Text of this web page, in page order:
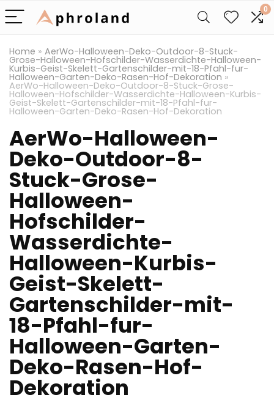
0
Home » AerWo-Halloween-Deko-Outdoor-8-Stuck-
Grose-Halloween-Hofschilder-Wasserdichte-Halloween-
Kurbis-Geist-Skelett-Gartenschilder-mit-18-Pfahl-fur-
Halloween-Garten-Deko-Rasen-Hof-Dekoration »
AerWo-Halloween-Deko-Outdoor-8-Stuck-Grose-
Halloween-Hofschilder-Wasserdichte-Halloween-Kurbis-
Geist-Skelett-Gartenschilder-mit-18-Pfahl-fur-
Halloween-Garten-Deko-Rasen-Hof-Dekoration
AerWo-Halloween-
Deko-Outdoor-8-
Stuck-Grose-
Halloween-
Hofschilder-
Wasserdichte-
Halloween-Kurbis-
Geist-Skelett-
Gartenschilder-mit-
18-Pfahl-fur-
Halloween-Garten-
Deko-Rasen-Hof-
Dekoration